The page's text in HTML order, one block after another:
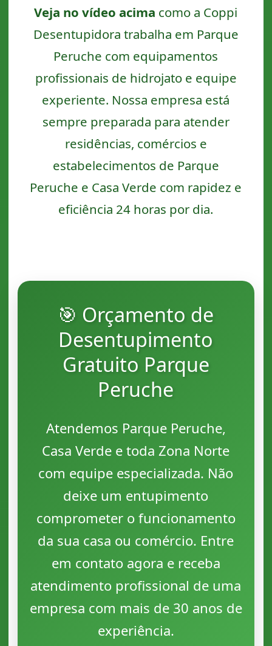
Veja no vídeo acima como a Coppi
Desentupidora trabalha em Parque
Peruche com equipamentos
profissionais de hidrojato e equipe
experiente. Nossa empresa está
sempre preparada para atender
residências, comércios e
estabelecimentos de Parque
Peruche e Casa Verde com rapidez e
eficiência 24 horas por dia.
🎯 Orçamento de
Desentupimento
Gratuito Parque
Peruche
Atendemos Parque Peruche,
Casa Verde e toda Zona Norte
com equipe especializada. Não
deixe um entupimento
comprometer o funcionamento
da sua casa ou comércio. Entre
em contato agora e receba
atendimento profissional de uma
empresa com mais de 30 anos de
experiência.